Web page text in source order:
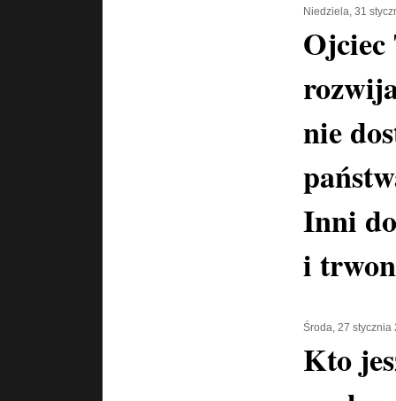
Niedziela, 31
Ojciec
nie
Inni
i
Środa, 27 stycznia
Kto